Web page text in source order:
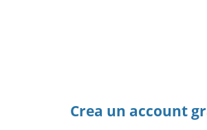
Crea un account